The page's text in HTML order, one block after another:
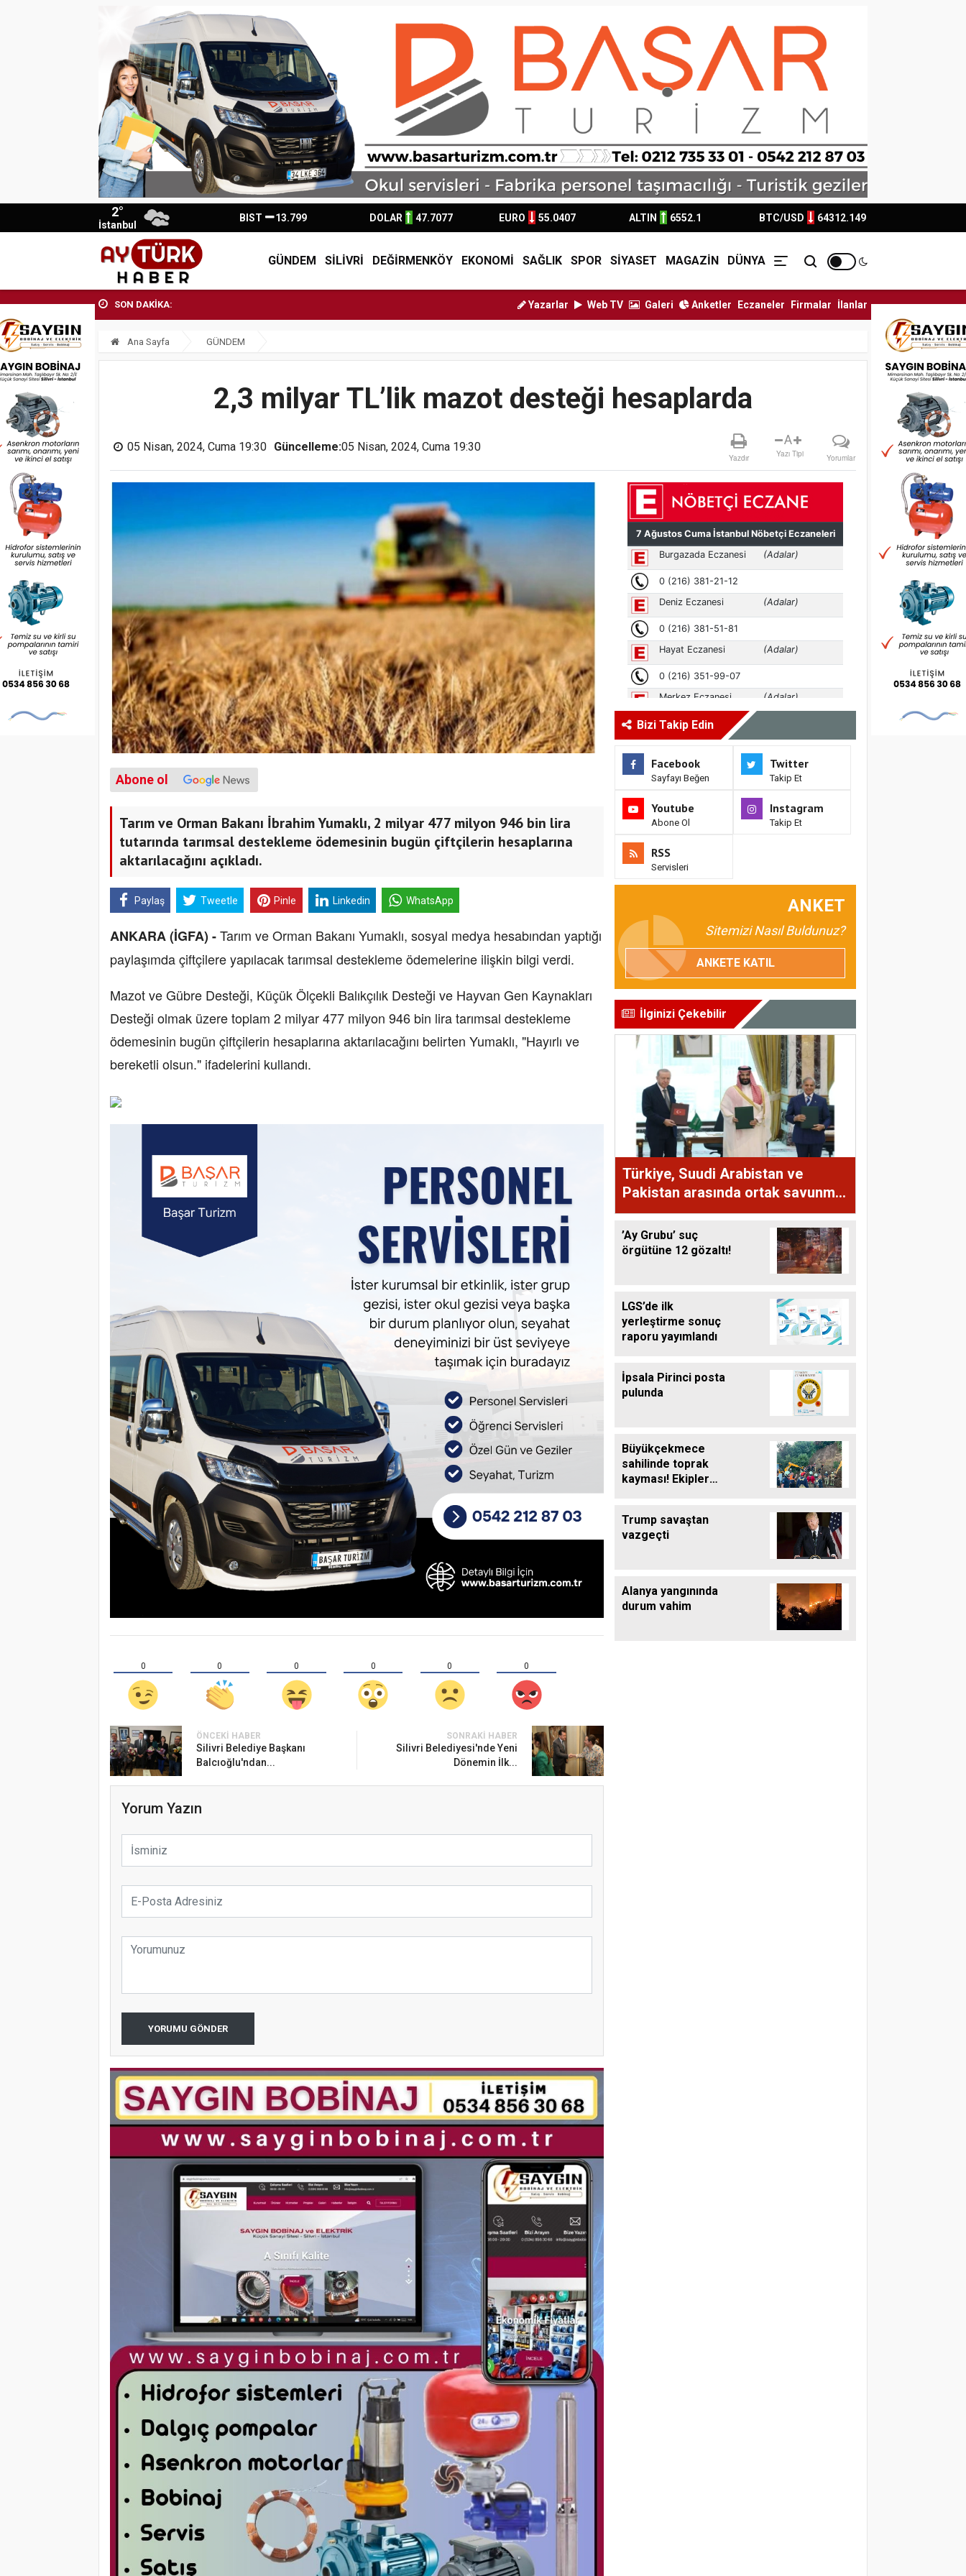
2°
İstanbul
BIST 13.799 DOLAR 47.7077 EURO 55.0407 ALTIN 6552.1 BTC/USD 64312.149
GÜNDEM SİLİVRİ DEĞİRMENKÖY EKONOMİ SAĞLIK SPOR SİYASET MAGAZİN DÜNYA
SON DAKİKA: Yazarlar Web TV Galeri Anketler Eczaneler Firmalar İlanlar
Ana Sayfa GÜNDEM
2,3 milyar TL’lik mazot desteği hesaplarda
05 Nisan, 2024, Cuma 19:30 Güncelleme:05 Nisan, 2024, Cuma 19:30
Yazdır
A
Yazı Tipi Yorumlar
Abone ol
Tarım ve Orman Bakanı İbrahim Yumaklı, 2 milyar 477 milyon 946 bin lira
tutarında tarımsal destekleme ödemesinin bugün çiftçilerin hesaplarına
aktarılacağını açıkladı.
Paylaş Tweetle Pinle Linkedin WhatsApp
ANKARA (İGFA) -Tarım ve Orman Bakanı Yumaklı, sosyal medya hesabından yaptığı
paylaşımda çiftçilere yapılacak tarımsal destekleme ödemelerine ilişkin bilgi verdi.
Mazot ve Gübre Desteği, Küçük Ölçekli Balıkçılık Desteği ve Hayvan Gen Kaynakları
Desteği olmak üzere toplam 2 milyar 477 milyon 946 bin lira tarımsal destekleme
ödemesinin bugün çiftçilerin hesaplarına aktarılacağını belirten Yumaklı, "Hayırlı ve
bereketli olsun." ifadelerini kullandı.
0 0 0 0 0 0
ÖNCEKI HABER
Silivri Belediye Başkanı
Balcıoğlu'ndan...
SONRAKI HABER
Silivri Belediyesi'nde Yeni
Dönemin İlk...
Yorum Yazın
YORUMU GÖNDER
Bizi Takip Edin
Facebook
Sayfayı Beğen
Twitter
Takip Et
Youtube
Abone Ol
Instagram
Takip Et
RSS
Servisleri
ANKET
Sitemizi Nasıl Buldunuz?
ANKETE KATIL
İlginizi Çekebilir
Türkiye, Suudi Arabistan ve
Pakistan arasında ortak savunma
anlaşması imzalandı
’Ay Grubu’ suç
örgütüne 12 gözaltı!
LGS’de ilk
yerleştirme sonuç
raporu yayımlandı
İpsala Pirinci posta
pulunda
Büyükçekmece
sahilinde toprak
kayması! Ekipler
Trump savaştan
vazgeçti
Alanya yangınında
durum vahim